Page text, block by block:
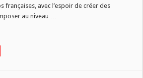
françaises, avec l’espoir de créer des
au niveau …